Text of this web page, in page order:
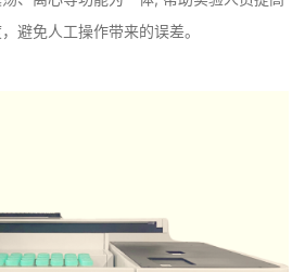
避免人工操作带来的误差。